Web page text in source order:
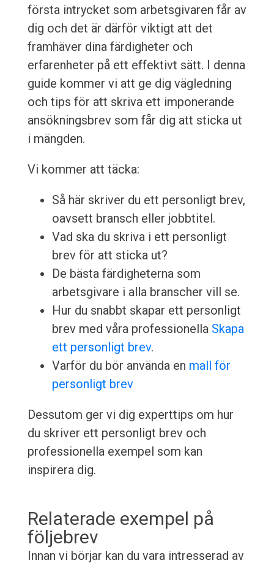
första intrycket som arbetsgivaren får av
dig och det är därför viktigt att det
framhäver dina färdigheter och
erfarenheter på ett effektivt sätt. I denna
guide kommer vi att ge dig vägledning
och tips för att skriva ett imponerande
ansökningsbrev som får dig att sticka ut
i mängden.
Vi kommer att täcka:
Så här skriver du ett personligt brev,
oavsett bransch eller jobbtitel.
Vad ska du skriva i ett personligt
brev för att sticka ut?
De bästa färdigheterna som
arbetsgivare i alla branscher vill se.
Hur du snabbt skapar ett personligt
brev med våra professionella Skapa
ett personligt brev.
Varför du bör använda en mall för
personligt brev
Dessutom ger vi dig experttips om hur
du skriver ett personligt brev och
professionella exempel som kan
inspirera dig.
Relaterade exempel på
följebrev
Innan vi börjar kan du vara intresserad av